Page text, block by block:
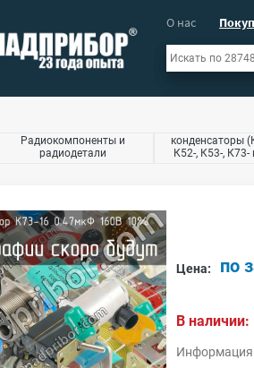
О нас
Радиокомпоненты и
радиодетали
конденсаторы
К52-, К53-, К73-
Цена: по
В наличии:
Информация